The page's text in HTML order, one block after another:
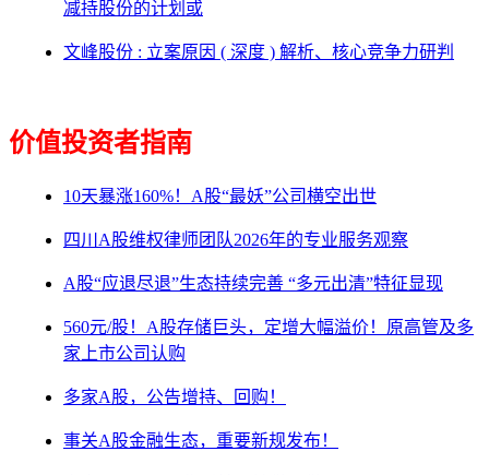
减持股份的计划或
文峰股份 : 立案原因 ( 深度 ) 解析、核心竞争力研判
价值投资者指南
10天暴涨160%！A股“最妖”公司横空出世
四川A股维权律师团队2026年的专业服务观察
A股“应退尽退”生态持续完善 “多元出清”特征显现
560元/股！A股存储巨头，定增大幅溢价！原高管及多
家上市公司认购
多家A股，公告增持、回购！
事关A股金融生态，重要新规发布！